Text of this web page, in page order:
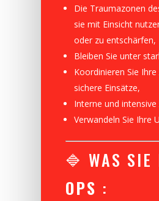
Die Traumazonen
sie mit Einsicht
oder zu entschärfen,
Bleiben Sie unter
Koordinieren Sie
sichere Einsätze,
Interne und
Verwandeln Sie Ihre
🔷 WAS SIE
OPS :